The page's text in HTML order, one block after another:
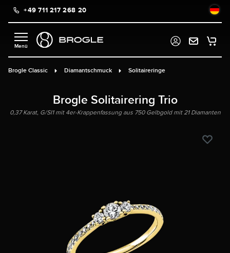
springen
+49 711 217 268 20
Brogle Classic Diamantschmuck Solitaireringe
Brogle Solitairering Trio
0,37 Karat, G/SI1 mit 4er-Krappenfassung aus 750 Gelbgold mit 21 Diamanten